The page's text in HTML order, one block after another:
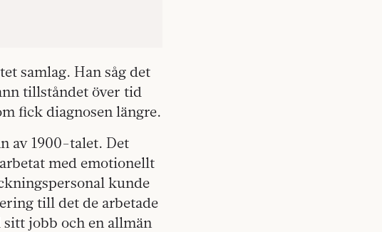
samlag. Han såg det
tillståndet över tid
fick diagnosen längre.
av 1900-talet. Det
med emotionellt
kunde
till det de arbetade
jobb och en allmän